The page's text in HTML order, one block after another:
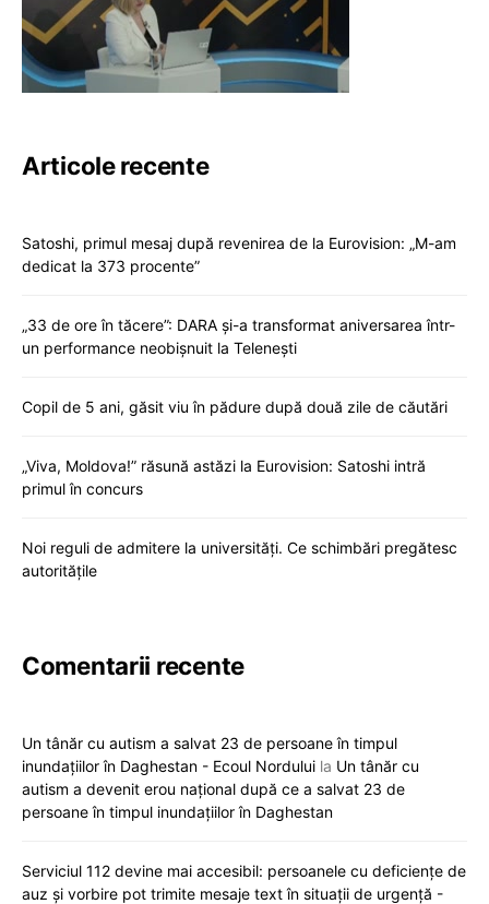
Articole recente
Satoshi, primul mesaj după revenirea de la Eurovision: „M-am
dedicat la 373 procente”
„33 de ore în tăcere”: DARA și-a transformat aniversarea într-
un performance neobișnuit la Telenești
Copil de 5 ani, găsit viu în pădure după două zile de căutări
„Viva, Moldova!” răsună astăzi la Eurovision: Satoshi intră
primul în concurs
Noi reguli de admitere la universități. Ce schimbări pregătesc
autoritățile
Comentarii recente
Un tânăr cu autism a salvat 23 de persoane în timpul
inundațiilor în Daghestan - Ecoul Nordului la Un tânăr cu
autism a devenit erou național după ce a salvat 23 de
persoane în timpul inundațiilor în Daghestan
Serviciul 112 devine mai accesibil: persoanele cu deficiențe de
auz și vorbire pot trimite mesaje text în situații de urgență -